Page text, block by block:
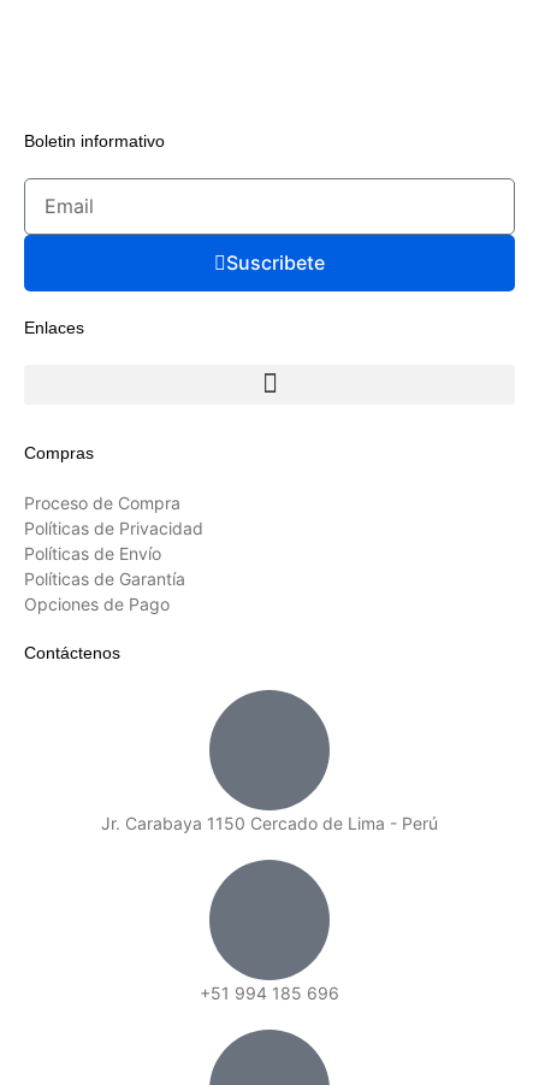
Boletin informativo
Suscribete
Enlaces
Compras
Proceso de Compra
Políticas de Privacidad
Políticas de Envío
Políticas de Garantía
Opciones de Pago
Contáctenos
Jr. Carabaya 1150 Cercado de Lima - Perú
+51 994 185 696